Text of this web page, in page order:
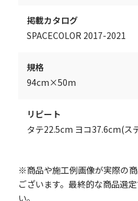
掲載カタログ
SPACECOLOR 2017-2021
規格
94cm×50m
リピート
タテ22.5cm ヨコ37.6cm(ス
※商品や施工例画像が実際の
ございます。最終的な商品選
い。